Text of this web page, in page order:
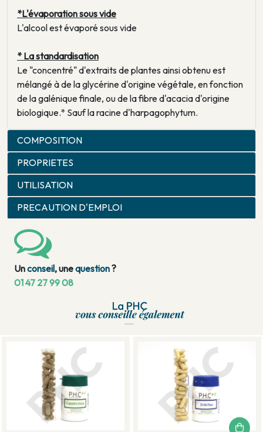
*L'évaporation sous vide
L'alcool est évaporé sous vide
* La standardisation
Le "concentré" d'extraits de plantes ainsi obtenu est
mélangé à de la glycérine d'origine végétale, en fonction
de la galénique finale, ou de la fibre d'acacia d'origine
biologique.* Sauf la racine d'harpagophytum.
COMPOSITION
PROPRIETES
UTILISATION
PRECAUTION D'EMPLOI
Unconseil, unequestion?
01 47 27 99 08